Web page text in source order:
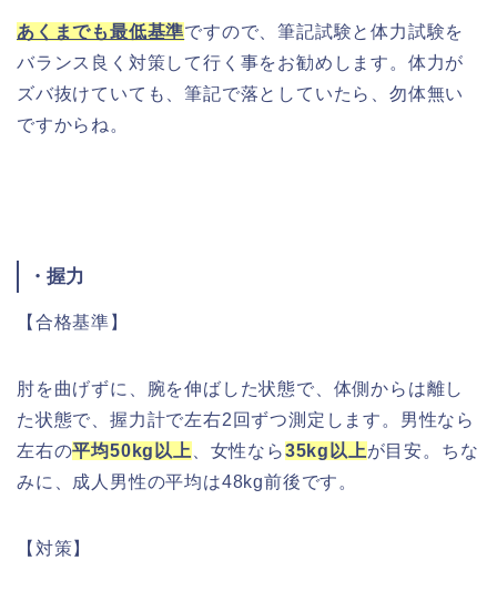
あくまでも最低基準ですので、筆記試験と体力試験を
バランス良く対策して行く事をお勧めします。体力が
ズバ抜けていても、筆記で落としていたら、勿体無い
ですからね。
・握力
【合格基準】
肘を曲げずに、腕を伸ばした状態で、体側からは離し
た状態で、握力計で左右2回ずつ測定します。 男性なら
左右の平均50kg以上 、女性なら35kg以上が目安。ちな
みに、成人男性の平均は48kg前後です。
【対策】